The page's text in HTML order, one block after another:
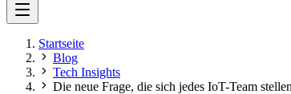
Startseite
Blog
Tech Insights
Die neue Frage, die sich jedes IoT-Team